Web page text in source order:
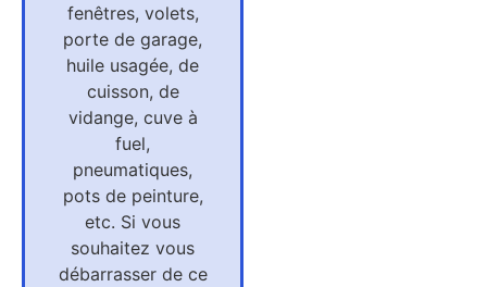
fenêtres, volets,
porte de garage,
huile usagée, de
cuisson, de
vidange, cuve à
fuel,
pneumatiques,
pots de peinture,
etc. Si vous
souhaitez vous
débarrasser de ce